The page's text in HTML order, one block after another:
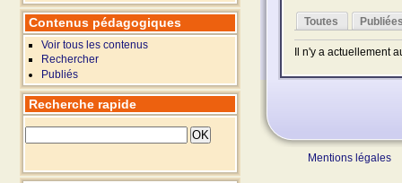
Toutes
Il n'y a actuellement
Mentions légales
Contenus pédagogiques
Voir tous les contenus
Rechercher
Publiés
Recherche rapide